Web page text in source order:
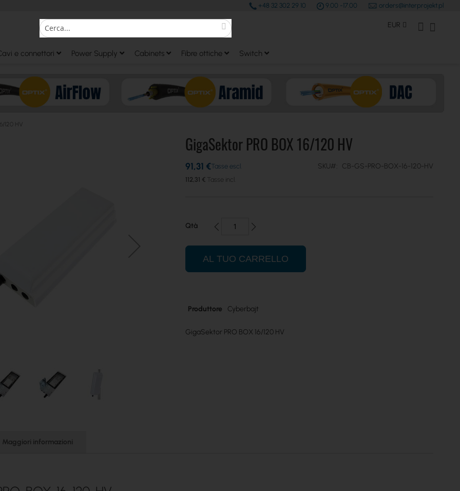
+48 32 302 29 10 9.00 -17.00 orders@interprojekt.pl
Search
Search Valuta
EUR Il mio Account
e connettori Power Supply Cabinets Fibre ottiche Switch
120 HV
GigaSektor PRO BOX 16/120 HV
112,31 €
91,31 € SKU CB-GS-PRO-BOX-16-120-HV
Qtà
AL TUO CARRELLO
Maggiori
Produttore Cyberbajt
GigaSektor PRO BOX 16/120 HV
Maggiori informazioni